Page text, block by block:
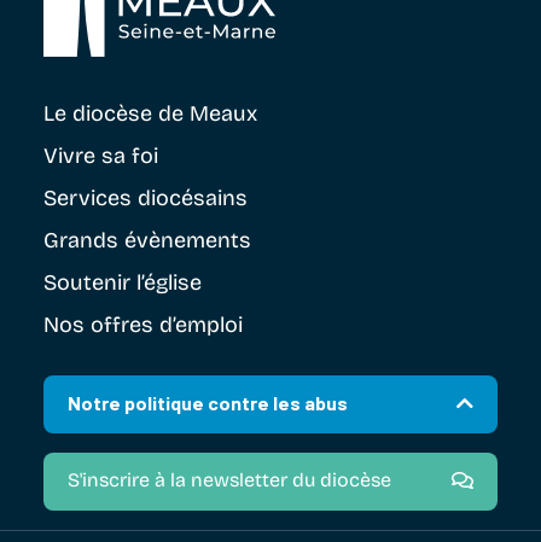
Le diocèse de Meaux
Vivre sa foi
Services diocésains
Grands évènements
Soutenir l’église
Nos offres d’emploi
Notre politique contre les abus
S'inscrire à la newsletter du diocèse